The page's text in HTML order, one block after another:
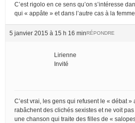
C’est rigolo en ce sens qu’on s’intéresse
qui « appâte » et dans l’autre cas à la
5 janvier 2015 à 15 h 16 minRÉPONDRE
Lirienne
Invité
C’est vrai, les gens qui refusent le « débat »
rabâchent des clichés sexistes et ne voit
une chanson qui traite des filles de «